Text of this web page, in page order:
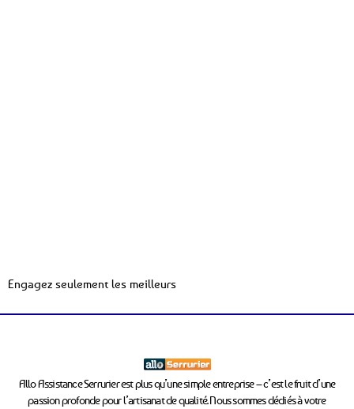
Engagez seulement les meilleurs
Allo Assistance Serrurier est plus qu’une simple entreprise – c’est le fruit d’une
passion profonde pour l’artisanat de qualité. Nous sommes dédiés à votre